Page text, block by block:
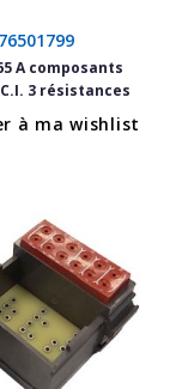
A composants
3 résistances
à ma wishlist